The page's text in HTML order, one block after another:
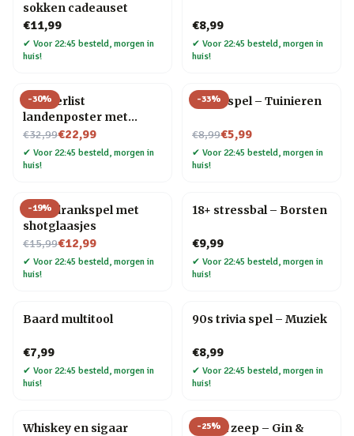
sokken cadeauset
€11,99
✔ Voor 22:45 besteld, morgen in
huis!
€8,99
✔ Voor 22:45 besteld, morgen in
huis!
-30%
Wanderlist
landenposter met
krasfolie
€32,99
Nu voor€22,99
✔ Voor 22:45 besteld, morgen in
huis!
-33%
Trivia spel – Tuinieren
€8,99
Nu voor€5,99
✔ Voor 22:45 besteld, morgen in
huis!
-19%
Ludo drankspel met
shotglaasjes
€15,99
Nu voor€12,99
✔ Voor 22:45 besteld, morgen in
huis!
18+ stressbal – Borsten
€9,99
✔ Voor 22:45 besteld, morgen in
huis!
Baard multitool
€7,99
✔ Voor 22:45 besteld, morgen in
huis!
90s trivia spel – Muziek
€8,99
✔ Voor 22:45 besteld, morgen in
huis!
Whiskey en sigaar
-25%
Drank zeep – Gin &